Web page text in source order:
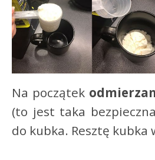
Na początek
(to jest taka
do kubka. Resztę kubka